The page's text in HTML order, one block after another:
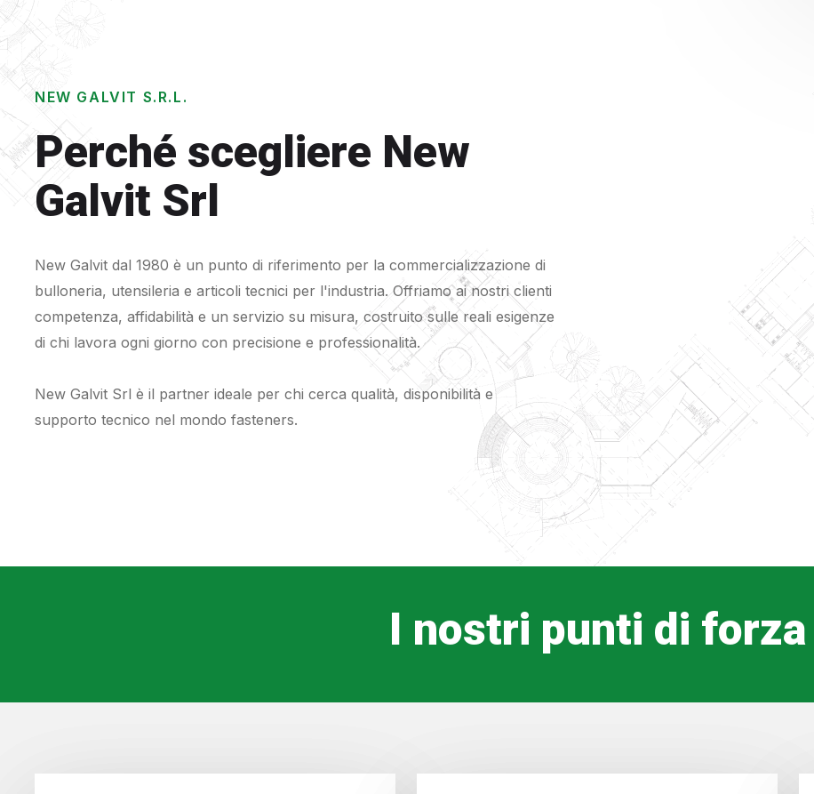
NEW GALVIT S.R.L.
Perché scegliere New
Galvit Srl
New Galvit dal 1980 è un punto di riferimento per la commercializzazione di
bulloneria, utensileria e articoli tecnici per l'industria. Offriamo ai nostri clienti
competenza, affidabilità e un servizio su misura, costruito sulle reali esigenze
di chi lavora ogni giorno con precisione e professionalità.
New Galvit Srl è il partner ideale per chi cerca qualità, disponibilità e
supporto tecnico nel mondo fasteners.
I nostri punti di forza